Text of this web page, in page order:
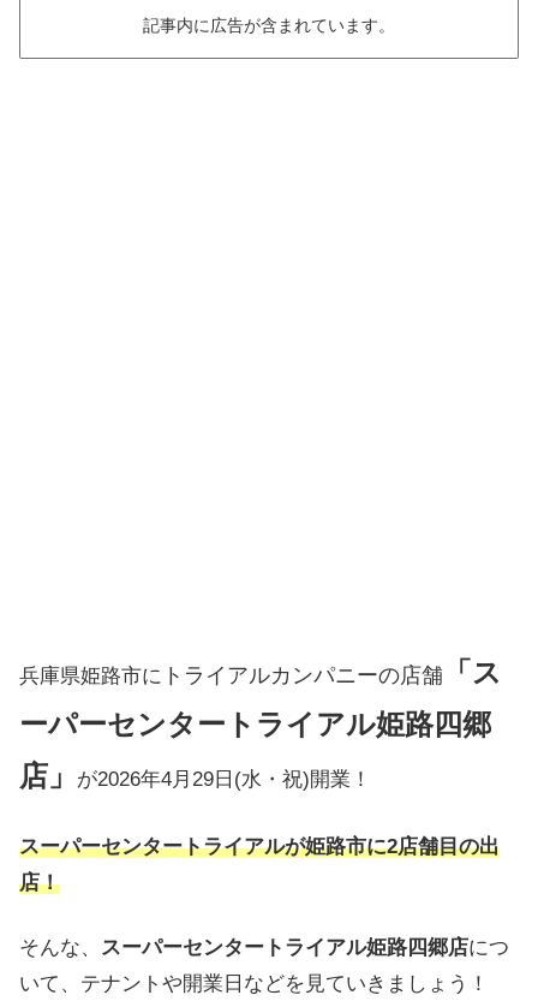
記事内に広告が含まれています。
兵庫県姫路市に トライアルカンパニーの店舗 「ス
ーパーセンタートライアル姫路四郷
店」
が2026年4月29日(水・祝)開業！
スーパーセンタートライアルが姫路市に2店舗目の出
店！
そんな、 スーパーセンタートライアル姫路四郷店につ
いて、テナントや開業日などを見ていきましょう！